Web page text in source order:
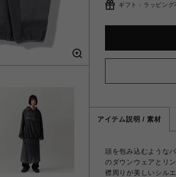
ギフト：ラッピング
アイテム説明 / 素材
頭を包み込むような
のダウンウェアとリ
襟周りが美しいシル